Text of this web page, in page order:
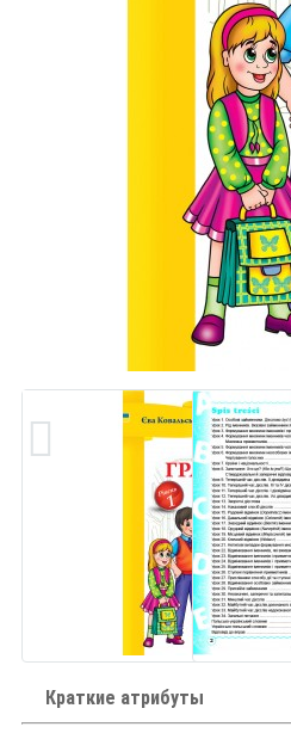
Краткие атрибуты